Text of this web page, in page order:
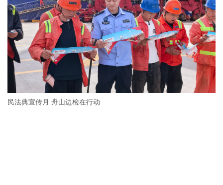
民法典宣传月 舟山边检在行动